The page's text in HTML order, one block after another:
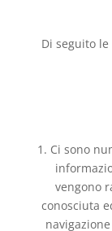
Di seguito
1. Ci sono
vengono
conosciuta